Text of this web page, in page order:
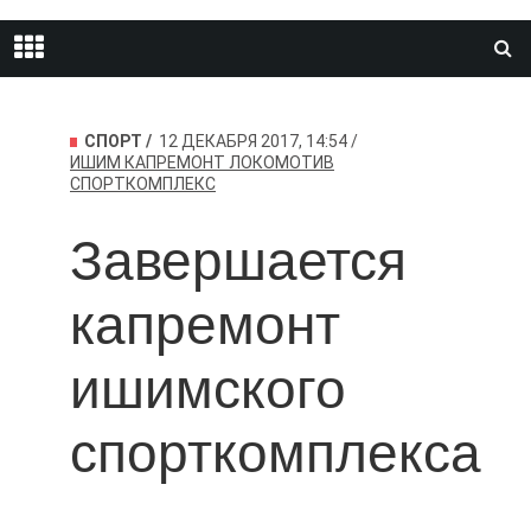
СПОРТ
12 ДЕКАБРЯ 2017, 14:54
ИШИМ КАПРЕМОНТ ЛОКОМОТИВ
СПОРТКОМПЛЕКС
Завершается
капремонт
ишимского
спорткомплекса